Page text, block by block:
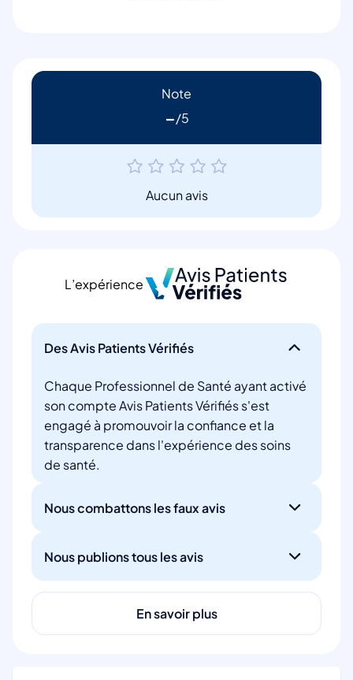
Note
-
Aucun avis
L’expérience
Des Avis Patients Vérifiés
Chaque Professionnel de Santé ayant activé
son compte Avis Patients Vérifiés s'est
engagé à promouvoir la confiance et la
transparence dans l'expérience des soins
de santé.
Nous combattons les faux avis
Nous publions tous les avis
En savoir plus